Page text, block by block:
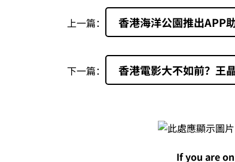
上一篇： 香港海洋公園推出APP
下一篇： 香港電影大不如前？王
If you are